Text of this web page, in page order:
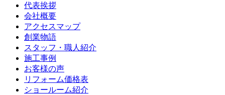
代表挨拶
会社概要
アクセスマップ
創業物語
スタッフ・職人紹介
施工事例
お客様の声
リフォーム価格表
ショールーム紹介